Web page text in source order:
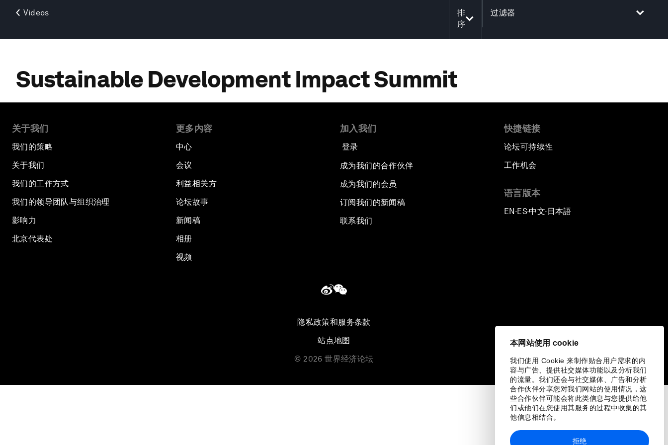
本网站使用 cookie
我们使用 Cookie 来制作贴合用户需求的内
容与广告、提供社交媒体功能以及分析我们
的流量。我们还会与社交媒体、广告和分析
合作伙伴分享您对我们网站的使用情况，这
些合作伙伴可能会将此类信息与您提供给他
们或他们在您使用其服务的过程中收集的其
他信息相结合。
拒绝
Videos 过滤器
排
序
Sustainable Development Impact Summit
关于我们
我们的策略
关于我们
我们的工作方式
我们的领导团队与组织治理
影响力
北京代表处
更多内容
中心
会议
利益相关方
论坛故事
新闻稿
相册
视频
加入我们
登录
成为我们的合作伙伴
成为我们的会员
订阅我们的新闻稿
联系我们
快捷链接
论坛可持续性
工作机会
语言版本
EN ▪ES▪中文▪ 日本語
隐私政策和服务条款
站点地图
© 2026 世界经济论坛